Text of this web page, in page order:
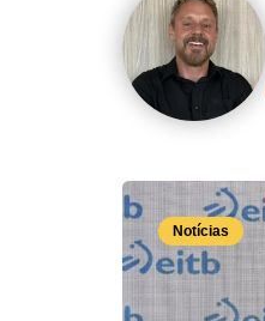
Notícias